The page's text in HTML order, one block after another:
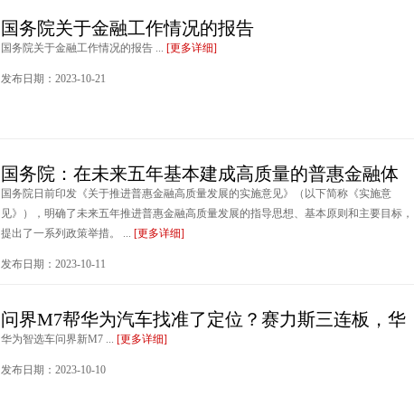
国务院关于金融工作情况的报告
国务院关于金融工作情况的报告 ... [更多详细]
发布日期：2023-10-21
国务院：在未来五年基本建成高质量的普惠金融体
国务院日前印发《关于推进普惠金融高质量发展的实施意见》（以下简称《实施意
见》），明确了未来五年推进普惠金融高质量发展的指导思想、基本原则和主要目标，
提出了一系列政策举措。 ... [更多详细]
发布日期：2023-10-11
问界M7帮华为汽车找准了定位？赛力斯三连板，华
华为智选车问界新M7 ... [更多详细]
发布日期：2023-10-10